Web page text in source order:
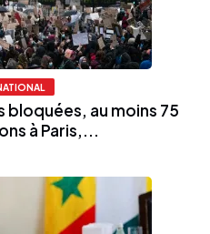
bloquées, au moins 75
à Paris,...